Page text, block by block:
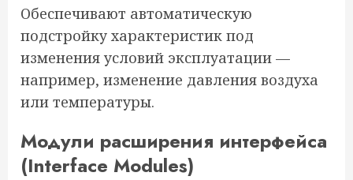
Обеспечивают автоматическую
подстройку характеристик под
изменения условий эксплуатации —
например, изменение давления воздуха
или температуры.
Модули расширения интерфейса
(Interface Modules)